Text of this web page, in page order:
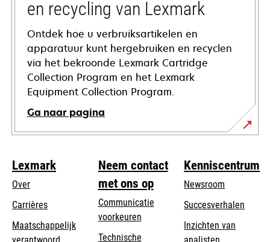
en recycling van Lexmark
Ontdek hoe u verbruiksartikelen en
apparatuur kunt hergebruiken en recyclen
via het bekroonde Lexmark Cartridge
Collection Program en het Lexmark
Equipment Collection Program.
Ga naar pagina
Lexmark
Over
Carrières
Maatschappelijk
Neem contact
met ons op
Communicatie
voorkeuren
Technische
Kenniscentrum
Newsroom
Succesverhalen
Inzichten van